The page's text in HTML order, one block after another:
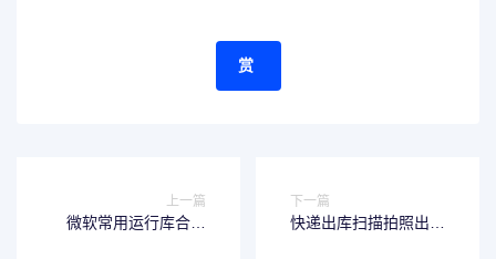
赏
上一篇
微软常用运行库合集
下一篇
快递出库扫描拍照出库